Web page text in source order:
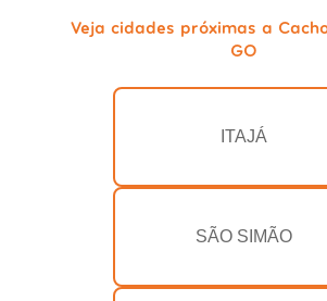
Veja cidades próximas a
GO
ITAJÁ
SÃO SIMÃO